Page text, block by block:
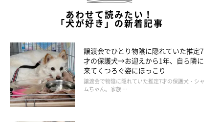
「動くことが大好きなのでとっても楽しそうに遊んでくれて見て
また、ぷぅすけくんの魅力はなんといっても甘えん坊なところな
のだそう。
飼い主さん：
あわせて読みたい！
「犬が好き」の新着記事
譲渡会でひとり物陰に隠れていた推定7
才の保護犬→お迎えから1年、自ら隣に
来てくつろぐ姿にほっこり
譲渡会で物陰に隠れていた推定7才の保護犬・シャ
ムちゃん。家族 …